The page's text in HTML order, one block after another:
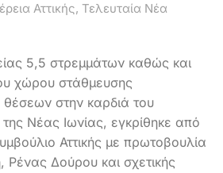
Αττικής, Τελευταία Νέα
5,5 στρεμμάτων καθώς και
χώρου στάθμευσης
θέσεων στην καρδιά του
Νέας Ιωνίας, εγκρίθηκε από
Αττικής με πρωτοβουλία
Ρένας Δούρου και σχετικής